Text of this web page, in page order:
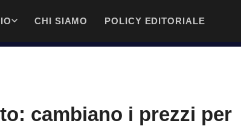
CHI SIAMO POLICY EDITORIALE
cambiano i prezzi per